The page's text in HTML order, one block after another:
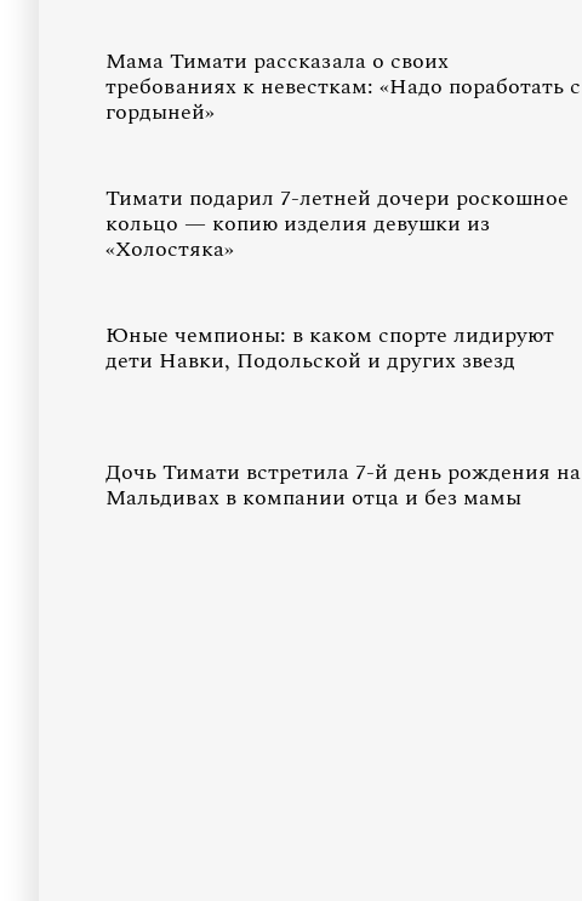
Мама Тимати рассказала о своих
требованиях к невесткам: «Надо поработать с
гордыней»
Тимати подарил 7-летней дочери роскошное
кольцо — копию изделия девушки из
«Холостяка»
Юные чемпионы: в каком спорте лидируют
дети Навки, Подольской и других звезд
Дочь Тимати встретила 7-й день рождения на
Мальдивах в компании отца и без мамы